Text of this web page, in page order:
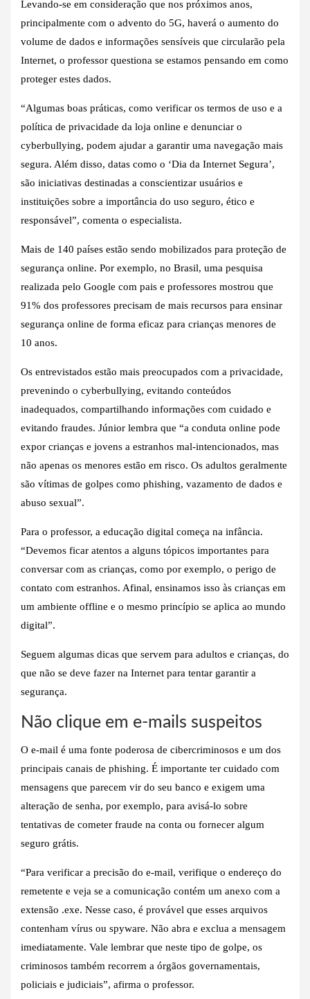
Levando-se em consideração que nos próximos anos,
principalmente com o advento do 5G, haverá o aumento do
volume de dados e informações sensíveis que circularão pela
Internet, o professor questiona se estamos pensando em como
proteger estes dados.
“Algumas boas práticas, como verificar os termos de uso e a
política de privacidade da loja online e denunciar o
cyberbullying, podem ajudar a garantir uma navegação mais
segura. Além disso, datas como o ‘Dia da Internet Segura’,
são iniciativas destinadas a conscientizar usuários e
instituições sobre a importância do uso seguro, ético e
responsável”, comenta o especialista.
Mais de 140 países estão sendo mobilizados para proteção de
segurança online. Por exemplo, no Brasil, uma pesquisa
realizada pelo Google com pais e professores mostrou que
91% dos professores precisam de mais recursos para ensinar
segurança online de forma eficaz para crianças menores de
10 anos.
Os entrevistados estão mais preocupados com a privacidade,
prevenindo o cyberbullying, evitando conteúdos
inadequados, compartilhando informações com cuidado e
evitando fraudes. Júnior lembra que “a conduta online pode
expor crianças e jovens a estranhos mal-intencionados, mas
não apenas os menores estão em risco. Os adultos geralmente
são vítimas de golpes como phishing, vazamento de dados e
abuso sexual”.
Para o professor, a educação digital começa na infância.
“Devemos ficar atentos a alguns tópicos importantes para
conversar com as crianças, como por exemplo, o perigo de
contato com estranhos. Afinal, ensinamos isso às crianças em
um ambiente offline e o mesmo princípio se aplica ao mundo
digital”.
Seguem algumas dicas que servem para adultos e crianças, do
que não se deve fazer na Internet para tentar garantir a
segurança.
Não clique em e-mails suspeitos
O e-mail é uma fonte poderosa de cibercriminosos e um dos
principais canais de phishing. É importante ter cuidado com
mensagens que parecem vir do seu banco e exigem uma
alteração de senha, por exemplo, para avisá-lo sobre
tentativas de cometer fraude na conta ou fornecer algum
seguro grátis.
“Para verificar a precisão do e-mail, verifique o endereço do
remetente e veja se a comunicação contém um anexo com a
extensão .exe. Nesse caso, é provável que esses arquivos
contenham vírus ou spyware. Não abra e exclua a mensagem
imediatamente. Vale lembrar que neste tipo de golpe, os
criminosos também recorrem a órgãos governamentais,
policiais e judiciais”, afirma o professor.